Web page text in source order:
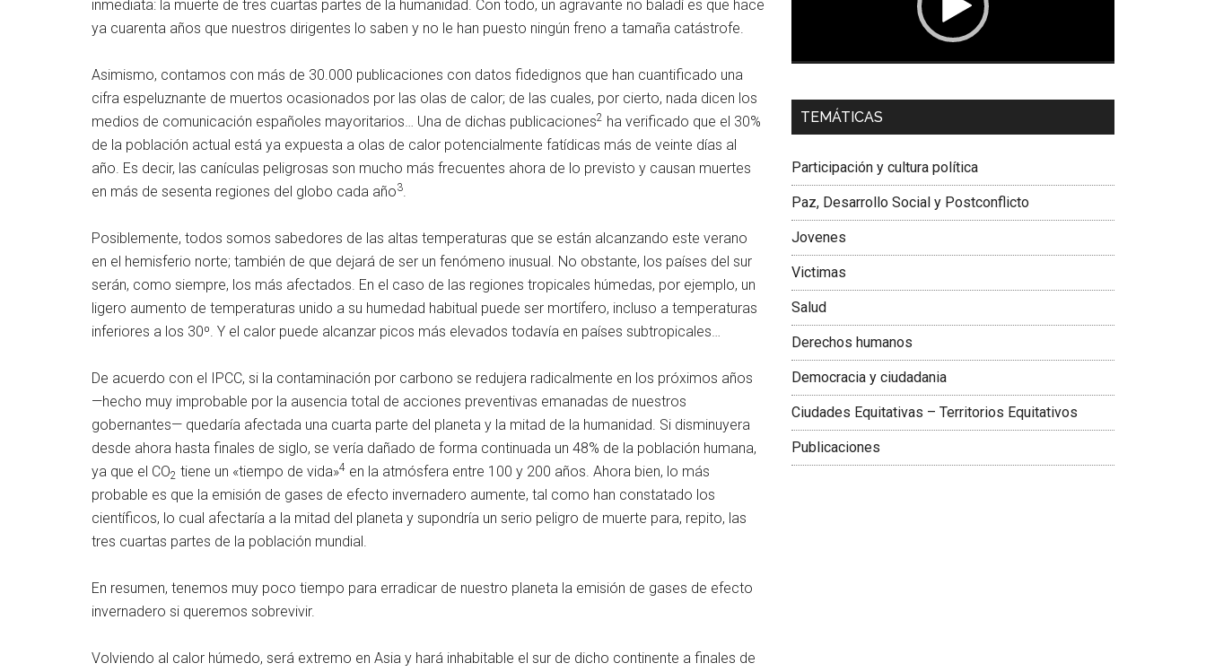
inmediata: la muerte de tres cuartas partes de la humanidad. Con todo, un agravante no baladí es que hace
ya cuarenta años que nuestros dirigentes lo saben y no le han puesto ningún freno a tamaña catástrofe.
Asimismo, contamos con más de 30.000 publicaciones con datos fidedignos que han cuantificado una
cifra espeluznante de muertos ocasionados por las olas de calor; de las cuales, por cierto, nada dicen los
medios de comunicación españoles mayoritarios… Una de dichas publicaciones2 ha verificado que el 30%
de la población actual está ya expuesta a olas de calor potencialmente fatídicas más de veinte días al
año. Es decir, las canículas peligrosas son mucho más frecuentes ahora de lo previsto y causan muertes
en más de sesenta regiones del globo cada año3.
Posiblemente, todos somos sabedores de las altas temperaturas que se están alcanzando este verano
en el hemisferio norte; también de que dejará de ser un fenómeno inusual. No obstante, los países del sur
serán, como siempre, los más afectados. En el caso de las regiones tropicales húmedas, por ejemplo, un
ligero aumento de temperaturas unido a su humedad habitual puede ser mortífero, incluso a temperaturas
inferiores a los 30º. Y el calor puede alcanzar picos más elevados todavía en países subtropicales…
De acuerdo con el IPCC, si la contaminación por carbono se redujera radicalmente en los próximos años
—hecho muy improbable por la ausencia total de acciones preventivas emanadas de nuestros
gobernantes— quedaría afectada una cuarta parte del planeta y la mitad de la humanidad. Si disminuyera
desde ahora hasta finales de siglo, se vería dañado de forma continuada un 48% de la población humana,
ya que el CO2 tiene un «tiempo de vida»4 en la atmósfera entre 100 y 200 años. Ahora bien, lo más
probable es que la emisión de gases de efecto invernadero aumente, tal como han constatado los
científicos, lo cual afectaría a la mitad del planeta y supondría un serio peligro de muerte para, repito, las
tres cuartas partes de la población mundial.
En resumen, tenemos muy poco tiempo para erradicar de nuestro planeta la emisión de gases de efecto
invernadero si queremos sobrevivir.
Volviendo al calor húmedo, será extremo en Asia y hará inhabitable el sur de dicho continente a finales de
Dra. Carolina Corcho Mejía,
Latinoamericana Sur, Vicepresidenta Federación
TEMÁTICAS
Participación y cultura política
Paz, Desarrollo Social y Postconflicto
Jovenes
Victimas
Salud
Derechos humanos
Democracia y ciudadania
Ciudades Equitativas – Territorios Equitativos
Publicaciones